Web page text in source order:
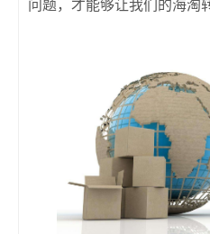
问题，才能够让我们的海淘